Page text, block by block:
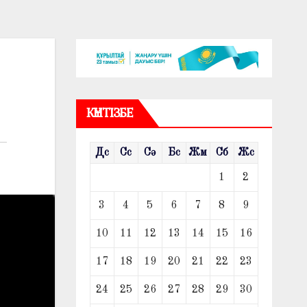
КҮНТІЗБЕ
Дс Сс Сә Бс Жм Сб Жс
1 2
3 4 5 6 7 8 9
10 11 12 13 14 15 16
17 18 19 20 21 22 23
24 25 26 27 28 29 30